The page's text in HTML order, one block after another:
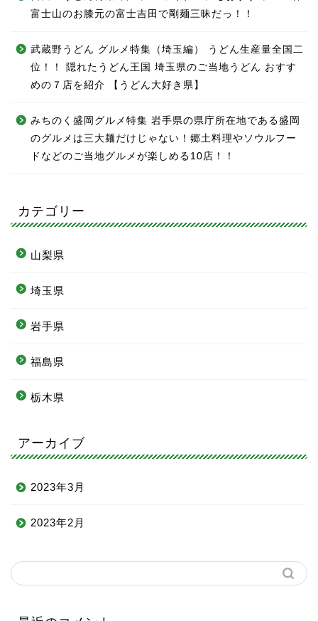
富士山のお膝元の富士吉田で剛麺三昧だっ！！
武蔵野うどん グルメ特集（埼玉編） うどん生産量全国二
位！！ 隠れたうどん王国 埼玉県のご当地うどん おすす
めの７店を紹介 【うどん大好き県】
みちのく盛岡グルメ特集 岩手県の県庁所在地である盛岡
のグルメは三大麺だけじゃない！郷土料理やソウルフー
ドなどのご当地グルメが楽しめる10店！！
カテゴリー
山梨県
埼玉県
岩手県
福島県
栃木県
アーカイブ
2023年3月
2023年2月